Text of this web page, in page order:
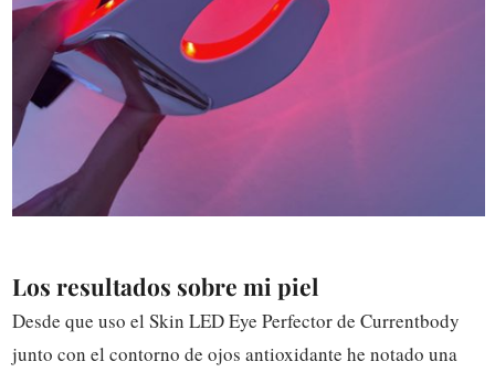
Los resultados sobre mi piel
Desde que uso el Skin LED Eye Perfector de Currentbody
junto con el contorno de ojos antioxidante he notado una